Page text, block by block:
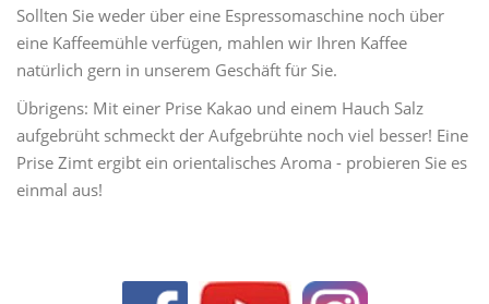
Sollten Sie weder über eine Espressomaschine noch über
eine Kaffeemühle verfügen, mahlen wir Ihren Kaffee
natürlich gern in unserem Geschäft für Sie.
Übrigens: Mit einer Prise Kakao und einem Hauch Salz
aufgebrüht schmeckt der Aufgebrühte noch viel besser! Eine
Prise Zimt ergibt ein orientalisches Aroma - probieren Sie es
einmal aus!